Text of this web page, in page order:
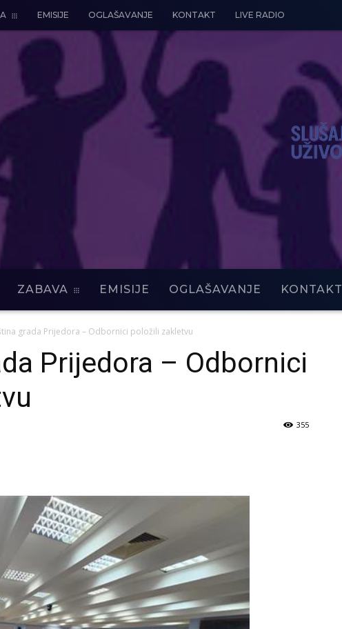
EMISIJE OGLAŠAVANJE KONTAKT LIVE RADIO
ZABAVA EMISIJE OGLAŠAVANJE KONTAKT
grada Prijedora – Odbornici položili zakletvu
Prijedora – Odbornici
355